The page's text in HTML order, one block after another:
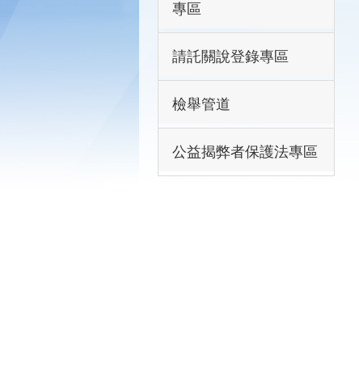
專區
請託關說登錄專區
檢舉管道
公益揭弊者保護法專區